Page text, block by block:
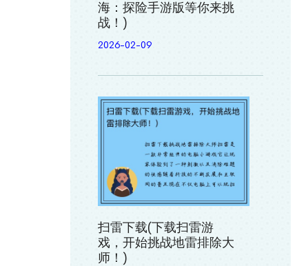
海：探险手游版等你来挑
战！)
2026-02-09
扫雷下载(下载扫雷游
戏，开始挑战地雷排除大
师！)